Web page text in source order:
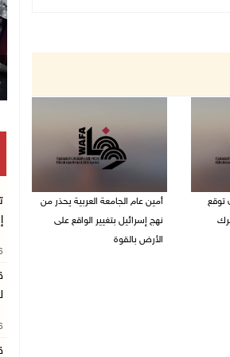
توقع
أمين عام الجامعة العربية يحذر من
نهج إسرائيل بتغيير الواقع على
الأرض بالقوة